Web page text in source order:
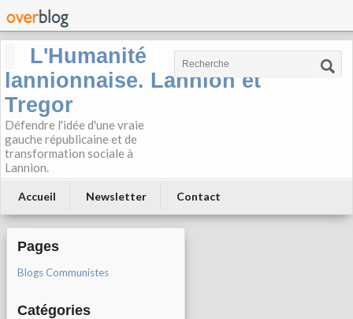
L'Humanité
lannionnaise. Lannion et
Tregor
Défendre l'idée d'une vraie
gauche républicaine et de
transformation sociale à
Lannion.
Accueil Newsletter Contact
Pages
Blogs Communistes
Catégories